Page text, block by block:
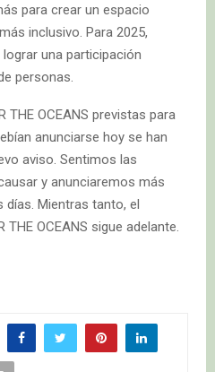
para crear un espacio
inclusivo. Para 2025,
una participación
personas.
THE OCEANS previstas para
anunciarse hoy se han
aviso. Sentimos las
y anunciaremos más
Mientras tanto, el
OCEANS sigue adelante.